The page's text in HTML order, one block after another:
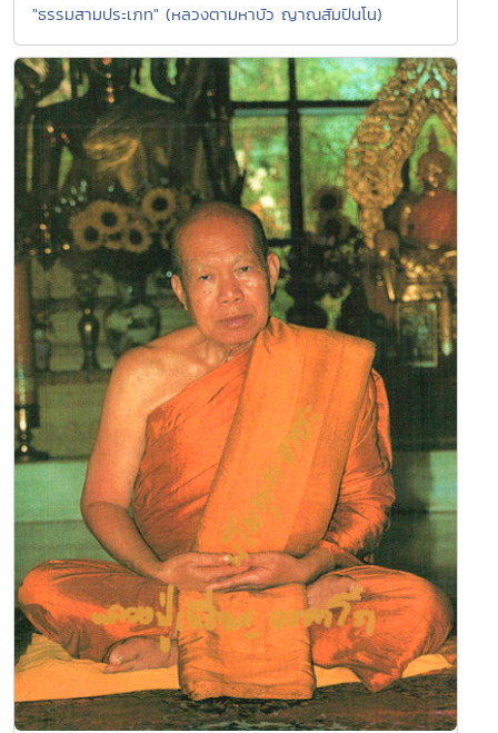
"ธรรมสามประเภท" (หลวงตามหาบัว ญาณสัมปันโน)